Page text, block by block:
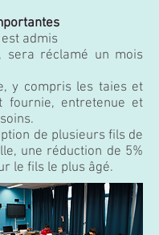
admis
sera réclamé un mois
y compris les taies et
fournie, entretenue et
de plusieurs fils de
une réduction de 5%
le fils le plus âgé.